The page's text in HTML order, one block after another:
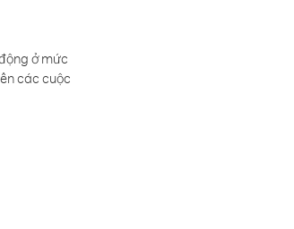
ở mức
các cuộc